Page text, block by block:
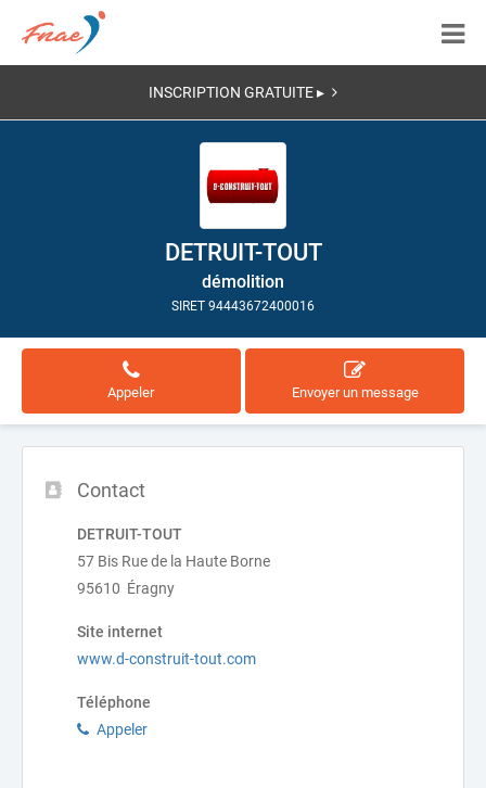
INSCRIPTION GRATUITE ▸
DETRUIT-TOUT
démolition
SIRET 94443672400016
Appeler Envoyer un message
Contact
DETRUIT-TOUT
57 Bis Rue de la Haute Borne
95610 Éragny
Site internet
www.d-construit-tout.com
Téléphone
Appeler